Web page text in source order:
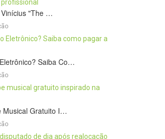
"The …
Saiba Co…
Musical Gratuito I…